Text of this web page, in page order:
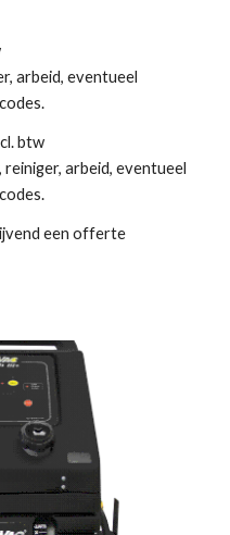
arbeid, eventueel
btw
arbeid, eventueel
een offerte